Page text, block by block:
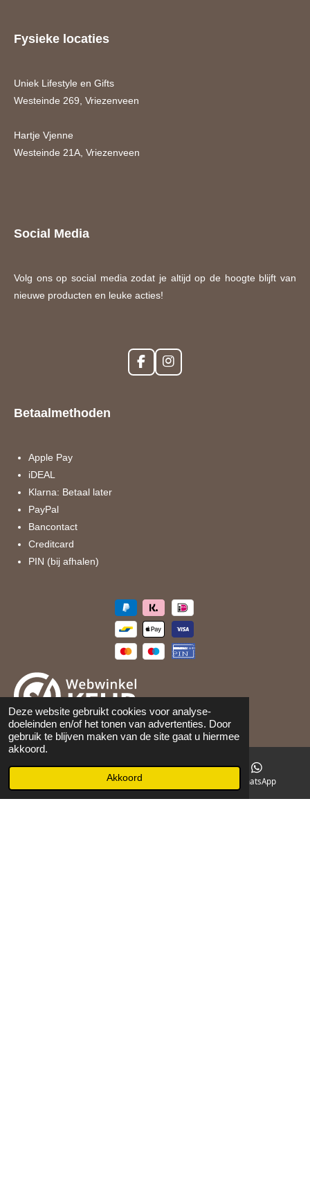
Deze website gebruikt cookies voor analyse-
doeleinden en/of het tonen van advertenties. Door
gebruik te blijven maken van de site gaat u hiermee
akkoord.
Akkoord
Fysieke locaties
Uniek Lifestyle en Gifts
Westeinde 269, Vriezenveen
Hartje Vjenne
Westeinde 21A, Vriezenveen
Social Media
Volg ons op social media zodat je altijd op de hoogte blijft van
nieuwe producten en leuke acties!
F
a
I
n
Betaalmethoden
Apple Pay
iDEAL
Klarna: Betaal later
PayPal
Bancontact
Creditcard
PIN (bij afhalen)
©2026 Maison 105
Facebook WhatsApp